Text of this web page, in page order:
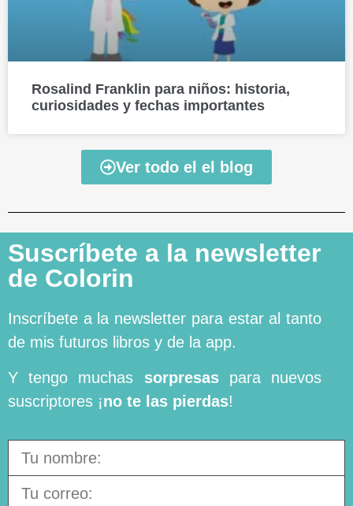
Rosalind Franklin para niños: historia,
curiosidades y fechas importantes
Ver todo el el blog
Suscríbete a la newsletter
de Colorin
Inscríbete a la newsletter para estar al tanto
de mis futuros libros y de la app.
Y tengo muchas sorpresaspara nuevos
suscriptores ¡no te las pierdas!